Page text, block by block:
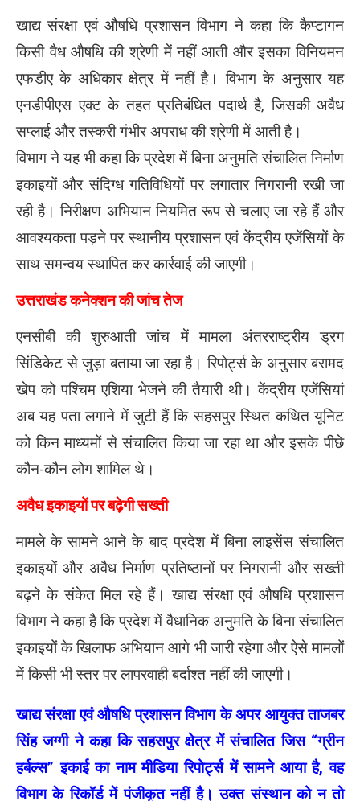
खाद्य संरक्षा एवं औषधि प्रशासन विभाग ने कहा कि कैप्टागन
किसी वैध औषधि की श्रेणी में नहीं आती और इसका विनियमन
एफडीए के अधिकार क्षेत्र में नहीं है। विभाग के अनुसार यह
एनडीपीएस एक्ट के तहत प्रतिबंधित पदार्थ है, जिसकी अवैध
सप्लाई और तस्करी गंभीर अपराध की श्रेणी में आती है।
विभाग ने यह भी कहा कि प्रदेश में बिना अनुमति संचालित निर्माण
इकाइयों और संदिग्ध गतिविधियों पर लगातार निगरानी रखी जा
रही है। निरीक्षण अभियान नियमित रूप से चलाए जा रहे हैं और
आवश्यकता पड़ने पर स्थानीय प्रशासन एवं केंद्रीय एजेंसियों के
साथ समन्वय स्थापित कर कार्रवाई की जाएगी।
उत्तराखंड कनेक्शन की जांच तेज
एनसीबी की शुरुआती जांच में मामला अंतरराष्ट्रीय ड्रग
सिंडिकेट से जुड़ा बताया जा रहा है। रिपोर्ट्स के अनुसार बरामद
खेप को पश्चिम एशिया भेजने की तैयारी थी। केंद्रीय एजेंसियां
अब यह पता लगाने में जुटी हैं कि सहसपुर स्थित कथित यूनिट
को किन माध्यमों से संचालित किया जा रहा था और इसके पीछे
कौन-कौन लोग शामिल थे।
अवैध इकाइयों पर बढ़ेगी सख्ती
मामले के सामने आने के बाद प्रदेश में बिना लाइसेंस संचालित
इकाइयों और अवैध निर्माण प्रतिष्ठानों पर निगरानी और सख्ती
बढ़ने के संकेत मिल रहे हैं। खाद्य संरक्षा एवं औषधि प्रशासन
विभाग ने कहा है कि प्रदेश में वैधानिक अनुमति के बिना संचालित
इकाइयों के खिलाफ अभियान आगे भी जारी रहेगा और ऐसे मामलों
में किसी भी स्तर पर लापरवाही बर्दाश्त नहीं की जाएगी।
खाद्य संरक्षा एवं औषधि प्रशासन विभाग के अपर आयुक्त ताजबर
सिंह जग्गी ने कहा कि सहसपुर क्षेत्र में संचालित जिस “ग्रीन
हर्बल्स” इकाई का नाम मीडिया रिपोर्ट्स में सामने आया है, वह
विभाग के रिकॉर्ड में पंजीकृत नहीं है। उक्त संस्थान को न तो